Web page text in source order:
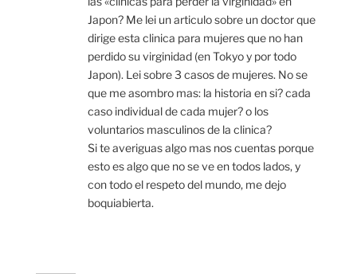
Japon? Me lei un articulo sobre un doctor que
dirige esta clinica para mujeres que no han
perdido su virginidad (en Tokyo y por todo
Japon). Lei sobre 3 casos de mujeres. No se
que me asombro mas: la historia en si? cada
caso individual de cada mujer? o los
voluntarios masculinos de la clinica?
Si te averiguas algo mas nos cuentas porque
esto es algo que no se ve en todos lados, y
con todo el respeto del mundo, me dejo
boquiabierta.